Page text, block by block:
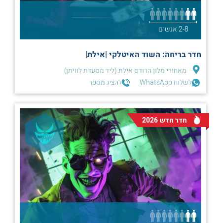
2-8 אנשים
חדר בריחה: השוד האיטלקי |אילת|
מאחורי מלון הרודס אילת (ליד מסעדת לוויתן)
לשלוח WhatsApp
להציג מספר
חדר חדש 2026